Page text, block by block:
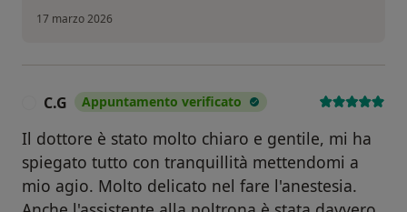
17 marzo 2026
C.G Appuntamento verificato
Il dottore è stato molto chiaro e gentile, mi ha
spiegato tutto con tranquillità mettendomi a
mio agio. Molto delicato nel fare l'anestesia.